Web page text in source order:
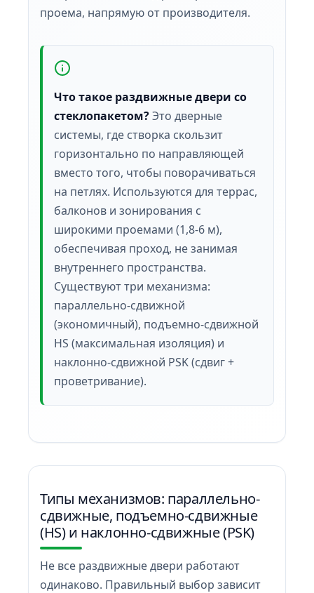
проема, напрямую от производителя.
Что такое раздвижные двери со
стеклопакетом?Это дверные
системы, где створка скользит
горизонтально по направляющей
вместо того, чтобы поворачиваться
на петлях. Используются для террас,
балконов и зонирования с
широкими проемами (1,8-6 м),
обеспечивая проход, не занимая
внутреннего пространства.
Существуют три механизма:
параллельно-сдвижной
(экономичный), подъемно-сдвижной
HS (максимальная изоляция) и
наклонно-сдвижной PSK (сдвиг +
проветривание).
Типы механизмов: параллельно-
сдвижные, подъемно-сдвижные
(HS) и наклонно-сдвижные (PSK)
Не все раздвижные двери работают
одинаково. Правильный выбор зависит